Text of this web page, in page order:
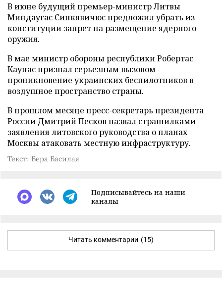
В июне будущий премьер-министр Литвы
Миндаугас Синкявичюспредложилубрать из
конституции запрет на размещение ядерного
оружия.
В мае министр обороны республики Робертас
Каунаспризнал серьезным вызовом
проникновение украинских беспилотников в
воздушное пространство страны.
В прошлом месяце пресс-секретарь президента
России Дмитрий Песков назвал страшилками
заявления литовского руководства о планах
Москвы атаковать местную инфраструктуру.
Текст: Вера Басилая
Подписывайтесь на наши
каналы
Читать комментарии (15)